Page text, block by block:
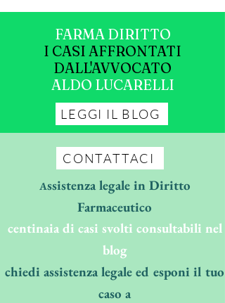
FARMA DIRITTO
I CASI AFFRONTATI
DALL'AVVOCATO
ALDO LUCARELLI
LEGGI IL BLOG
CONTATTACI
Assistenza legale in Diritto
Farmaceutico
centinaia di casi svolti consultabili nel
blog
chiedi assistenza legale ed esponi il tuo
caso a